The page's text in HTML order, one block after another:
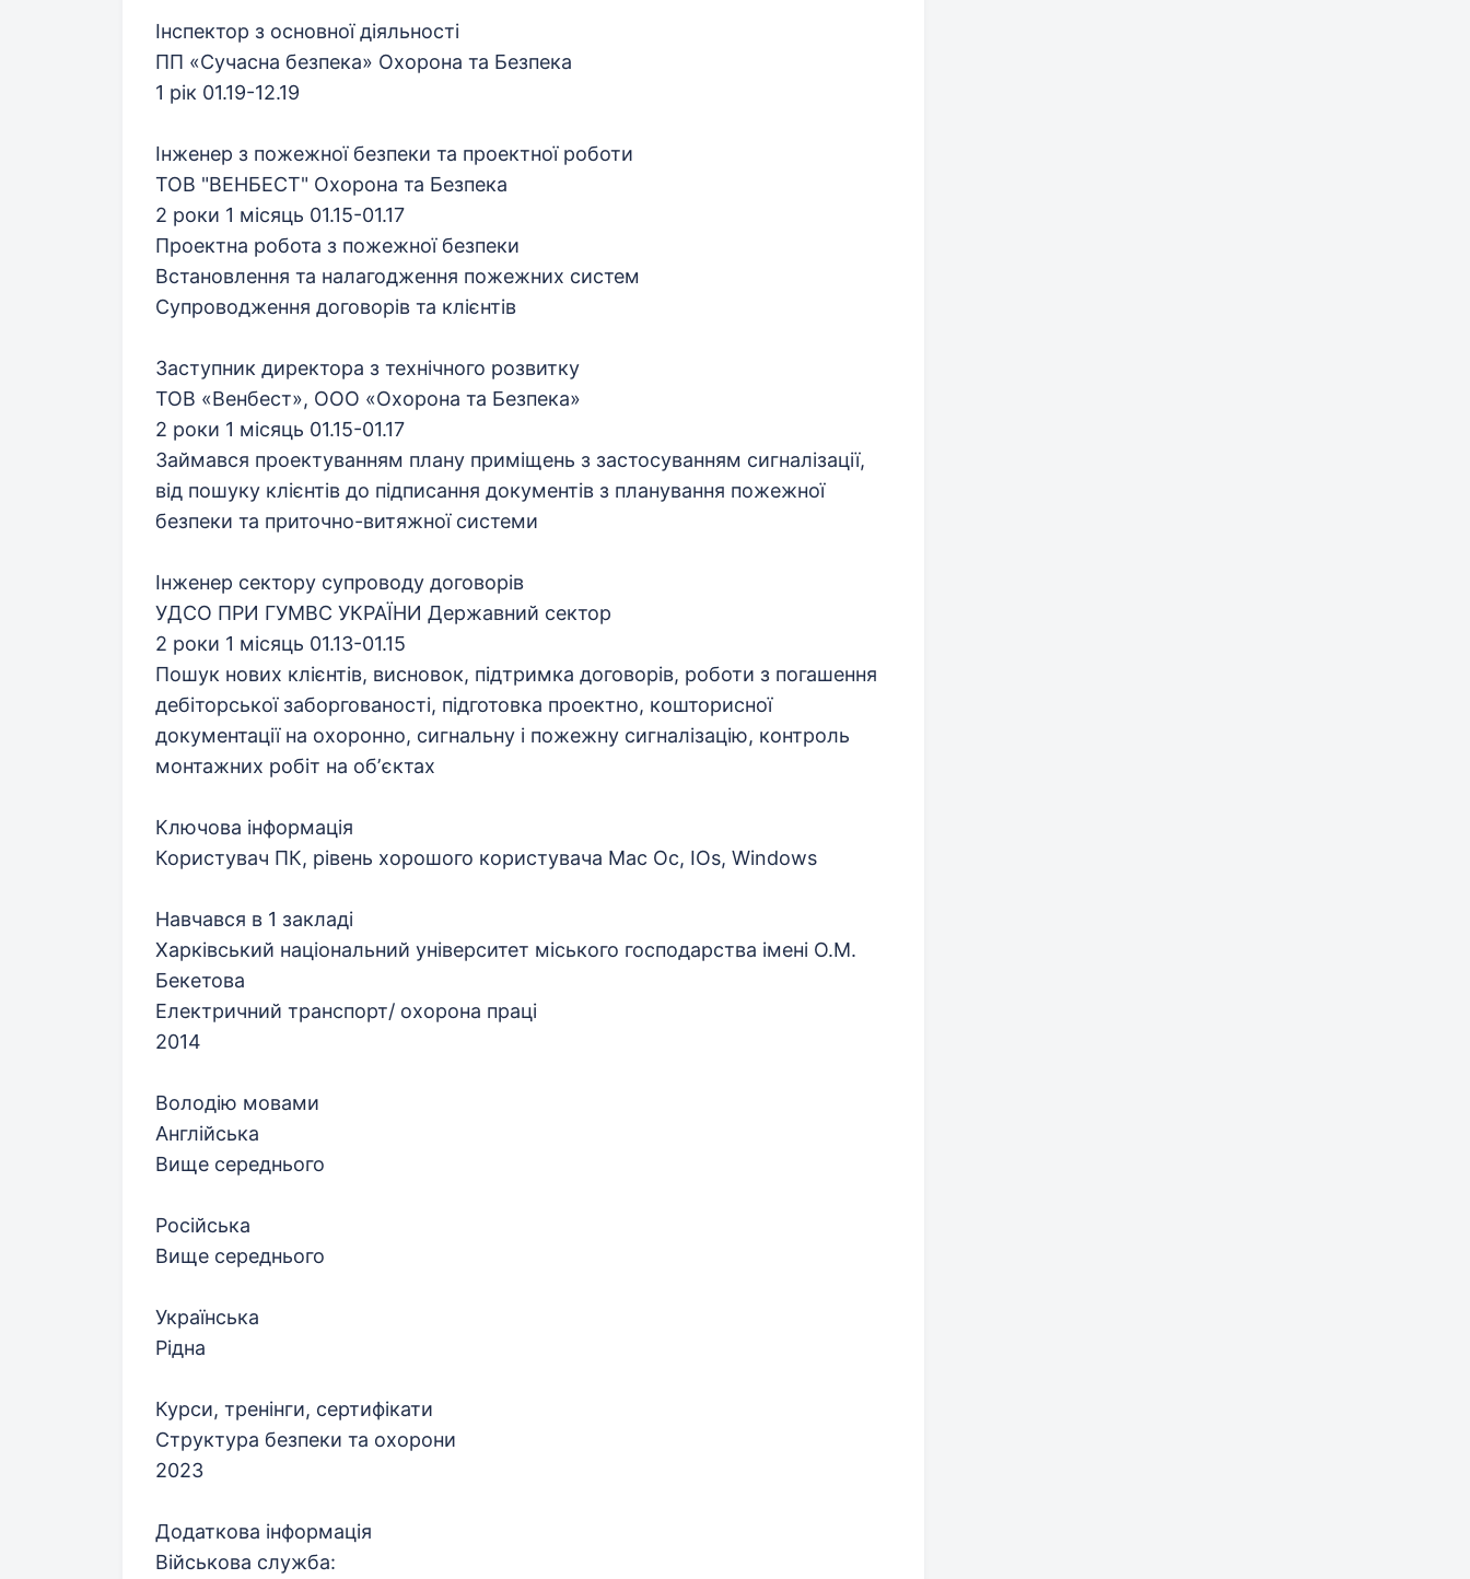
Інспектор з основної діяльності
ПП «Сучасна безпека» Охорона та Безпека
1 рік 01.19-12.19
Інженер з пожежної безпеки та проектної роботи
ТОВ "ВЕНБЕСТ" Охорона та Безпека
2 роки 1 місяць 01.15-01.17
Проектна робота з пожежної безпеки
Встановлення та налагодження пожежних систем
Супроводження договорів та клієнтів
Заступник директора з технічного розвитку
ТОВ «Венбест», ООО «Охорона та Безпека»
2 роки 1 місяць 01.15-01.17
Займався проектуванням плану приміщень з застосуванням сигналізації,
від пошуку клієнтів до підписання документів з планування пожежної
безпеки та приточно-витяжної системи
Інженер сектору супроводу договорів
УДСО ПРИ ГУМВС УКРАЇНИ Державний сектор
2 роки 1 місяць 01.13-01.15
Пошук нових клієнтів, висновок, підтримка договорів, роботи з погашення
дебіторської заборгованості, підготовка проектно, кошторисної
документації на охоронно, сигнальну і пожежну сигналізацію, контроль
монтажних робіт на обʼєктах
Ключова інформація
Користувач ПК, рівень хорошого користувача Mac Oc, IОs, Windows
Навчався в 1 закладі
Харківський національний університет міського господарства імені О.М.
Бекетова
Електричний транспорт/ охорона праці
2014
Володію мовами
Англійська
Вище середнього
Російська
Вище середнього
Українська
Pідна
Курси, тренінги, сертифікати
Структура безпеки та охорони
2023
Додаткова інформація
Військова служба: